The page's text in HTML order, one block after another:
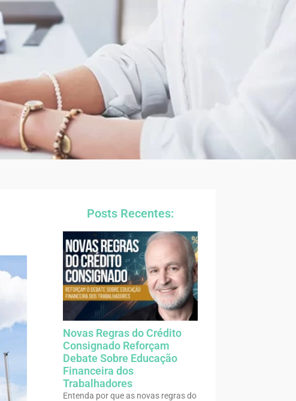
Posts Recentes:
Novas Regras do Crédito
Consignado Reforçam
Debate Sobre Educação
Financeira dos
Trabalhadores
Entenda por que as novas regras do